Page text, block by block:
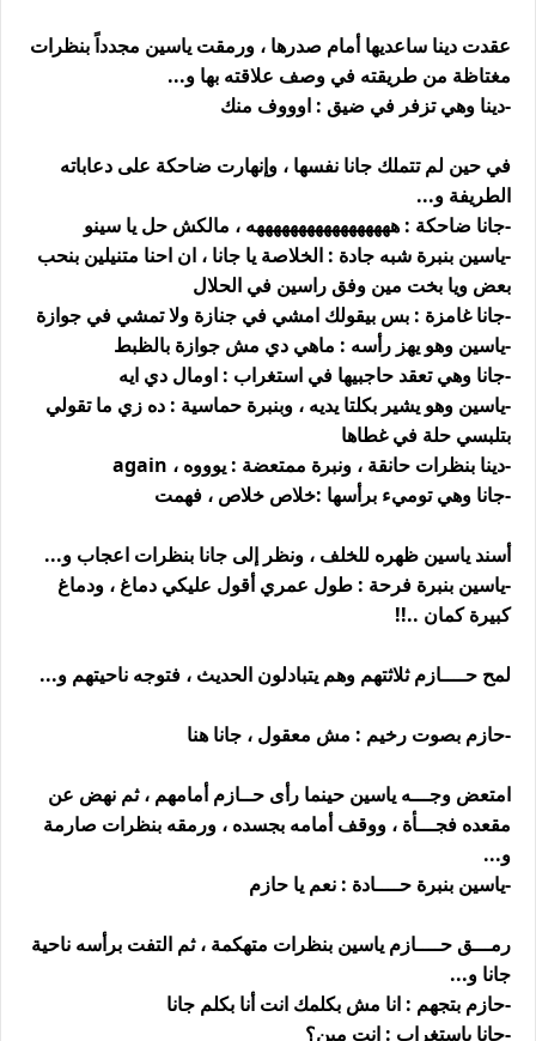
عقدت دينا ساعديها أمام صدرها ، ورمقت ياسين مجدداً بنظرات
مغتاظة من طريقته في وصف علاقته بها و...
-دينا وهي تزفر في ضيق : اوووف منك
في حين لم تتملك جانا نفسها ، وإنهارت ضاحكة على دعاباته
الطريفة و...
-جانا ضاحكة : هههههههههههههههههه ، مالكش حل يا سينو
-ياسين بنبرة شبه جادة : الخلاصة يا جانا ، ان احنا متنيلين بنحب
بعض ويا بخت مين وفق راسين في الحلال
-جانا غامزة : بس بيقولك امشي في جنازة ولا تمشي في جوازة
-ياسين وهو يهز رأسه : ماهي دي مش جوازة بالظبط
-جانا وهي تعقد حاجبيها في استغراب : اومال دي ايه
-ياسين وهو يشير بكلتا يديه ، وبنبرة حماسية : ده زي ما تقولي
بتلبسي حلة في غطاها
-دينا بنظرات حانقة ، ونبرة ممتعضة : يوووه ، again
-جانا وهي توميء برأسها :خلاص خلاص ، فهمت
أسند ياسين ظهره للخلف ، ونظر إلى جانا بنظرات اعجاب و...
-ياسين بنبرة فرحة : طول عمري أقول عليكي دماغ ، ودماغ
كبيرة كمان ..!!
لمح حــــازم ثلاثتهم وهم يتبادلون الحديث ، فتوجه ناحيتهم و...
-حازم بصوت رخيم : مش معقول ، جانا هنا
امتعض وجـــه ياسين حينما رأى حــازم أمامهم ، ثم نهض عن
مقعده فجـــأة ، ووقف أمامه بجسده ، ورمقه بنظرات صارمة
و...
-ياسين بنبرة حــــادة : نعم يا حازم
رمـــق حــــازم ياسين بنظرات متهكمة ، ثم التفت برأسه ناحية
جانا و...
-حازم بتجهم : انا مش بكلمك انت أنا بكلم جانا
-جانا باستغراب : انت مين؟